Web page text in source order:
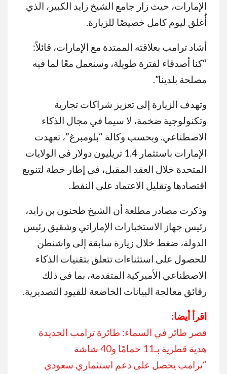
الإمارات، حيث زار جامع الشيخ زايد الكبير، الذي
أُغلق ليوم كامل خصيصًا للزيارة.
أشاد ترامب بعلاقته الممتدة مع الإمارات، قائلاً:
“كنا أصدقاء لفترة طويلة، وسنعمل معًا لما فيه
مصلحة بلدينا”.
وتهدف الزيارة إلى تعزيز شراكات تجارية
وتكنولوجية ضخمة، لا سيما في مجال الذكاء
الاصطناعي. وبحسب وكالة “بلومبرغ”، تعهدت
الإمارات باستثمار 1.4 تريليون دولار في الولايات
المتحدة خلال العقد المقبل، في إطار خطة لتنويع
اقتصادها وتقليل الاعتماد على النفط.
وذكرت مصادر مطلعة أن الشيخ طحنون بن زايد،
رئيس جهاز الاستخبارات الإماراتي وشقيق رئيس
الدولة، ضغط خلال زيارة سابقة إلى واشنطن
للحصول على استثناءات تتعلق بتقنيات الذكاء
الاصطناعي الأميركية المتقدمة، بما في ذلك
رقائق معالجة البيانات الخاضعة للقيود التصديرية.
اقرأ أيضا:
قصر طائر في السماء: طائرة ترامب الجديدة
هدية قطرية بـ11 حمامًا و40 شاشة
“ترامب يحصل على دعم استثماري سعودي